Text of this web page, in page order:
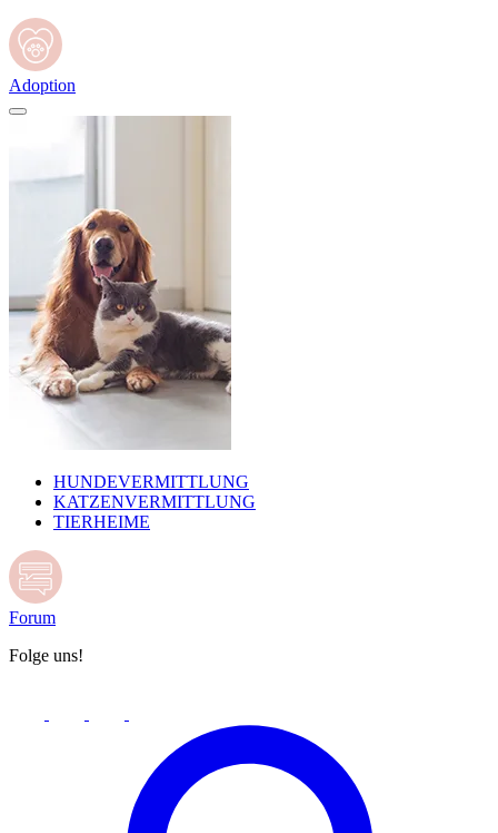
Adoption
HUNDEVERMITTLUNG
KATZENVERMITTLUNG
TIERHEIME
Forum
Folge uns!